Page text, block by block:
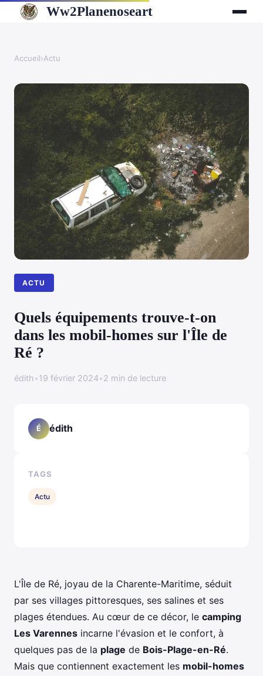
Ww2Planenoseart
Accueil›Actu
ACTU
Quels équipements trouve-t-on
dans les mobil-homes sur l'Île de
Ré ?
édith•19 février 2024•2 min de lecture
L'Île de Ré, joyau de la Charente-Maritime, séduit
par ses villages pittoresques, ses salines et ses
plages étendues. Au cœur de ce décor, le camping
Les Varennes incarne l'évasion et le confort, à
quelques pas de la plage de Bois-Plage-en-Ré.
Mais que contiennent exactement les mobil-homes
É édith
TAGS
Actu